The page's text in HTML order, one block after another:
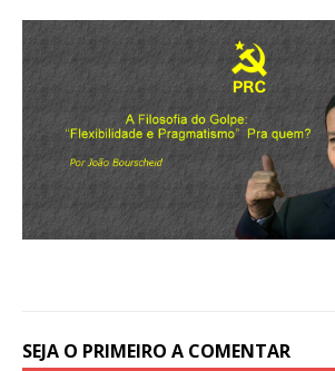
SEJA O PRIMEIRO A COMENTAR